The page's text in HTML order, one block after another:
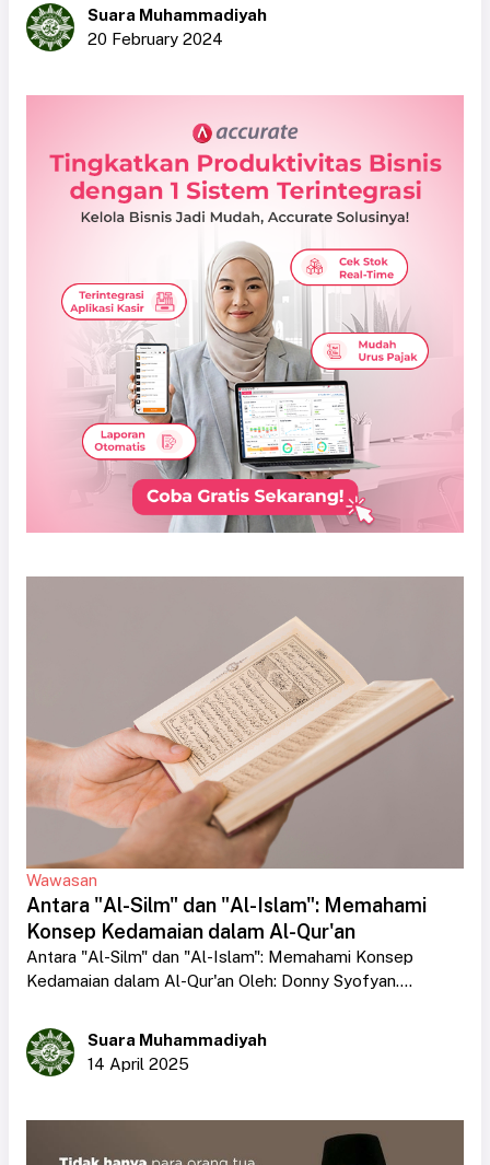
Suara Muhammadiyah
20 February 2024
Wawasan
Antara "Al-Silm" dan "Al-Islam": Memahami
Konsep Kedamaian dalam Al-Qur'an
Antara "Al-Silm" dan "Al-Islam": Memahami Konsep
Kedamaian dalam Al-Qur'an Oleh: Donny Syofyan....
Suara Muhammadiyah
14 April 2025